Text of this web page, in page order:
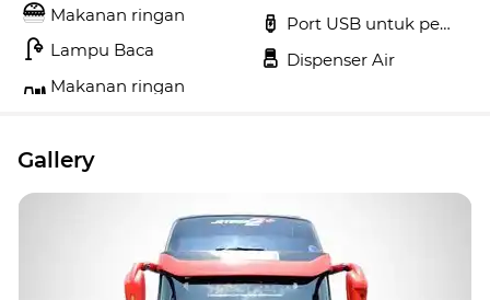
Makanan ringan
Lampu Baca
Makanan ringan
Port USB untuk pengisi
Dispenser Air
Gallery